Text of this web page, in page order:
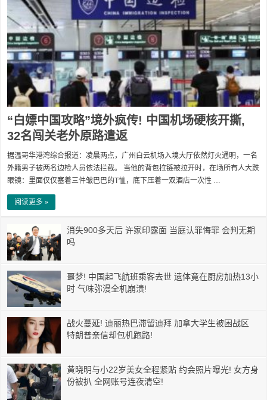
“白嫖中国攻略”境外疯传! 中国机场硬核开撕,
32名闯关老外原路遣返
据温哥华港湾综合报道：凌晨两点，广州白云机场入境大厅依然灯火通明，一名
外籍男子被两名边检人员依法拦截。 当他的背包拉链被拉开时，在场所有人大跌
眼镜：里面仅仅塞着三件皱巴巴的T恤，底下压着一双酒店一次性 …
阅读更多 »
消失900多天后 许家印露面 当庭认罪悔罪 会判无期
吗
噩梦! 中国起飞航班乘客去世 遗体竟在厨房加热13小
时 气味弥漫全机崩溃!
战火蔓延! 迪丽热巴滞留迪拜 加拿大学生被困战区
特朗普亲信却包机跑路!
黄晓明与小22岁美女全程紧贴 约会照片曝光! 女方身
份被扒 全网账号连夜清空!